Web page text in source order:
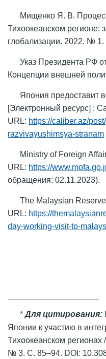
Мищенко Я. В.
Тихоокеанском регионе:
глобализации. 2022. №
Указ Президента РФ
Концепции внешней
Япония предоставит
[Электронный ресурс] :
URL: https://caliber.az/
razvivayushimsya-stranam
Ministry of Foreign
URL: https://
обращения: 02.11.2023).
The Malaysian
URL: https://
day-working-visit-to-
*Для цитирования:
Японии к участию в
Тихоокеанском регионах
№ 3. С. 85–94. DOI: